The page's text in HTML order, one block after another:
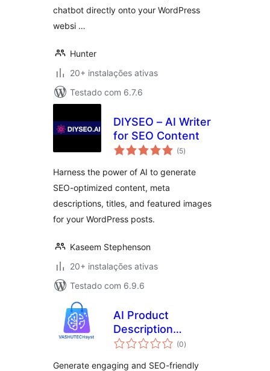
chatbot directly onto your WordPress
websi …
Hunter
20+ instalações ativas
Testado com 6.7.6
DIYSEO – AI Writer
for SEO Content
(5avaliações
totais
)
Harness the power of AI to generate
SEO-optimized content, meta
descriptions, titles, and featured images
for your WordPress posts.
Kaseem Stephenson
20+ instalações ativas
Testado com 6.9.6
AI Product
Description
Generator
(0avaliações
totais
)
Generate engaging and SEO-friendly